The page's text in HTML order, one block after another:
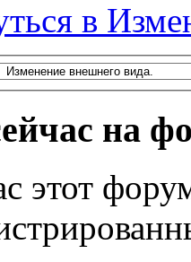
в
на
этот